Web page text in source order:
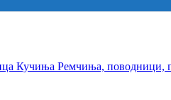
Кучиња Ремчиња, поводници,